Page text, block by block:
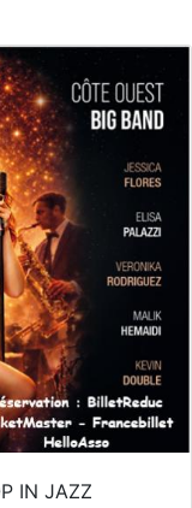
IN JAZZ